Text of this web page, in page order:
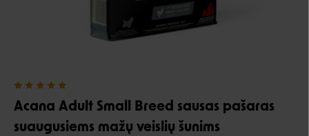
Acana Adult Small Breed sausas pašaras
suaugusiems mažų veislių šunims